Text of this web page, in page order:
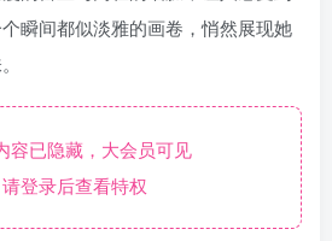
瞬间都似淡雅的画卷，悄然展现她
容已隐藏，大会员可见
登录后查看特权